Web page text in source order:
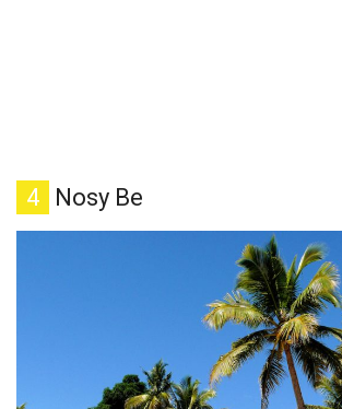
4 Nosy Be